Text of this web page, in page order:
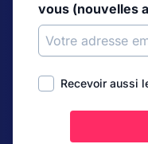
vous (nouvelles
Recevoir aussi